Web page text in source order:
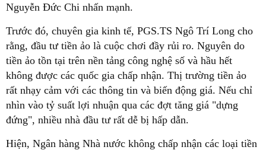
Nguyễn Đức Chi nhấn mạnh.
Trước đó, chuyên gia kinh tế, PGS.TS Ngô Trí Long cho
rằng, đầu tư tiền ảo là cuộc chơi đầy rủi ro. Nguyên do
tiền ảo tồn tại trên nền tảng công nghệ số và hầu hết
không được các quốc gia chấp nhận. Thị trường tiền ảo
rất nhạy cảm với các thông tin và biến động giá. Nếu chỉ
nhìn vào tỷ suất lợi nhuận qua các đợt tăng giá "dựng
đứng", nhiều nhà đầu tư rất dễ bị hấp dẫn.
Hiện, Ngân hàng Nhà nước không chấp nhận các loại tiền